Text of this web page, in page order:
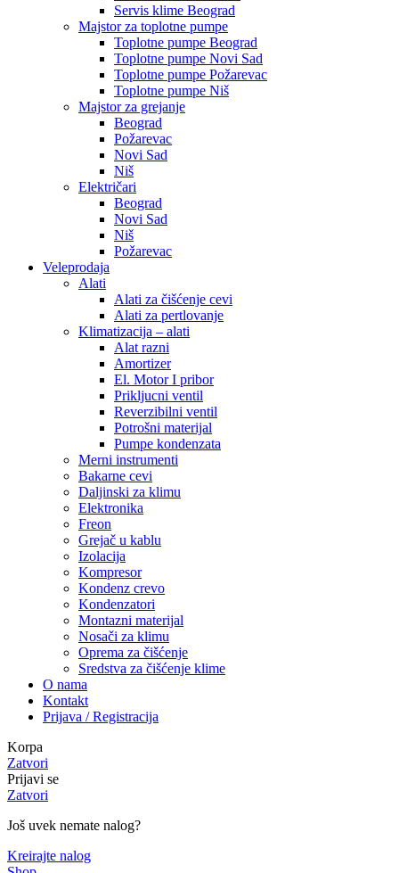
Servis klime Beograd
Majstor za toplotne pumpe
Toplotne pumpe Beograd
Toplotne pumpe Novi Sad
Toplotne pumpe Požarevac
Toplotne pumpe Niš
Majstor za grejanje
Beograd
Požarevac
Novi Sad
Niš
Električari
Beograd
Novi Sad
Niš
Požarevac
Veleprodaja
Alati
Alati za čišćenje cevi
Alati za pertlovanje
Klimatizacija – alati
Alat razni
Amortizer
El. Motor I pribor
Prikljucni ventil
Reverzibilni ventil
Potrošni materijal
Pumpe kondenzata
Merni instrumenti
Bakarne cevi
Daljinski za klimu
Elektronika
Freon
Grejač u kablu
Izolacija
Kompresor
Kondenz crevo
Kondenzatori
Montazni materijal
Nosači za klimu
Oprema za čišćenje
Sredstva za čišćenje klime
O nama
Kontakt
Prijava / Registracija
Korpa
Zatvori
Prijavi se
Zatvori
Još uvek nemate nalog?
Kreirajte nalog